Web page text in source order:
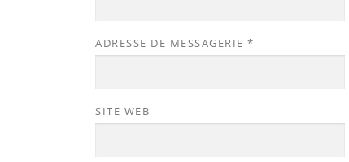
ADRESSE DE MESSAGERIE *
SITE WEB